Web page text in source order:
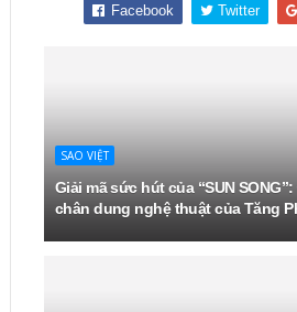
Facebook Twitter
SAO VIỆT
Giải mã sức hút của “SUN
chân dung nghệ thuật của Tăng